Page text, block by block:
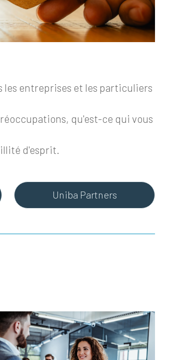
les entreprises et les particuliers
qu'est-ce qui vous
d'esprit.
Uniba Partners